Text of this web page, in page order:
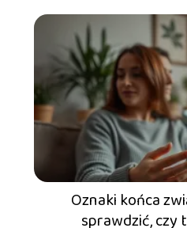
Oznaki końca
sprawdzić, czy